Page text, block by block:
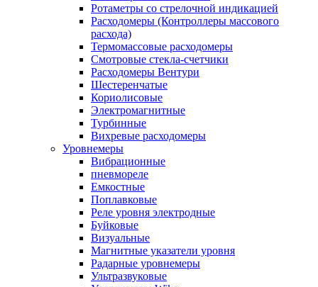
Ротаметры со стрелочной индикацией
Расходомеры (Контроллеры массового
расхода)
Термомассовые расходомеры
Смотровые стекла-счетчики
Расходомеры Вентури
Шестеренчатые
Кориолисовые
Электромагнитные
Турбинные
Вихревые расходомеры
Уровнемеры
Вибрационные
пневмореле
Емкостные
Поплавковые
Реле уровня электродные
Буйковые
Визуальные
Магнитные указатели уровня
Радарные уровнемеры
Ультразвуковые